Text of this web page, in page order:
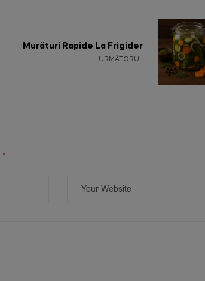
URMĂTORUL
Murături Rapide La Frigider
*